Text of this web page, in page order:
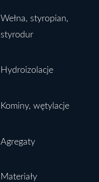
Wełna, styropian,
styrodur
Hydroizolacje
Kominy, wętylacje
Agregaty
Materiały